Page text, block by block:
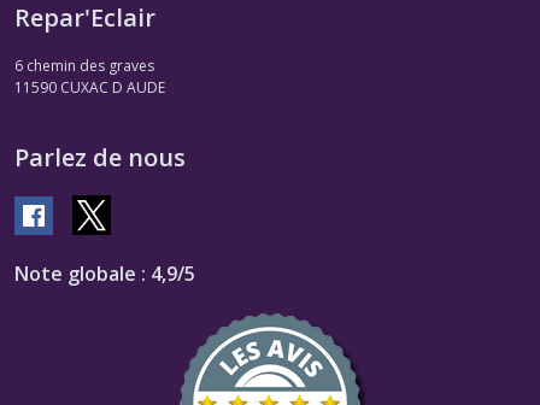
Repar'Eclair
6 chemin des graves
11590 CUXAC D AUDE
Parlez de nous
Note globale : 4,9/5